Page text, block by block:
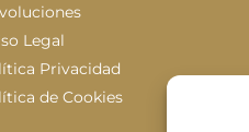
Legal
Privacidad
de Cookies